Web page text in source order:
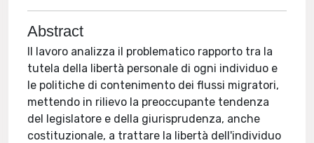
Abstract
Il lavoro analizza il problematico rapporto tra la
tutela della libertà personale di ogni individuo e
le politiche di contenimento dei flussi migratori,
mettendo in rilievo la preoccupante tendenza
del legislatore e della giurisprudenza, anche
costituzionale, a trattare la libertà dell'individuo